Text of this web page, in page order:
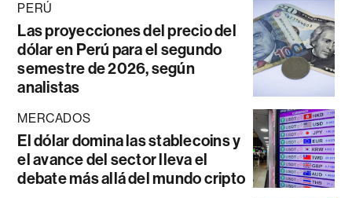
PERÚ
Las proyecciones del precio del
dólar en Perú para el segundo
semestre de 2026, según
analistas
MERCADOS
El dólar domina las stablecoins y
el avance del sector lleva el
debate más allá del mundo cripto